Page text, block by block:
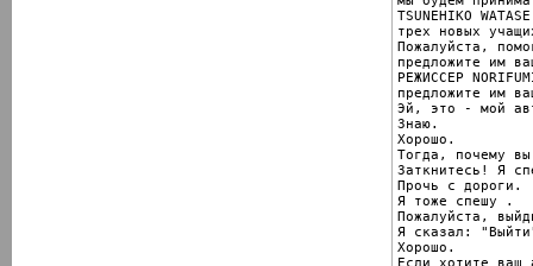
TSUNEHIKO WATASE
трех новых
Пожалуйста,
предложите им
РЕЖИССЕР
предложите им
Эй, это - мой
Знаю.
Хорошо.
Тогда, почему
Заткнитесь! Я
Прочь с дороги.
Я тоже спешу .
Пожалуйста,
Я сказал:
Хорошо.
Если хотите ваш